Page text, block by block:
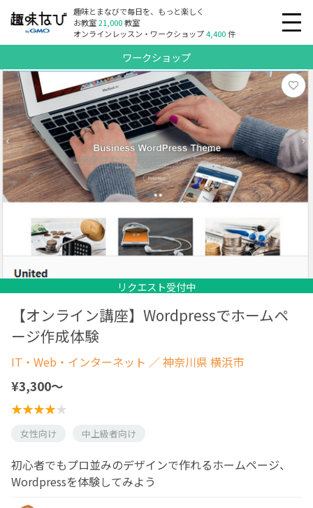
趣味とまなびで毎日を、もっと楽しく
お教室21,000教室
オンラインレッスン・ワークショップ4,400件
ワークショップ
リクエスト受付中
リクエスト受付中
【オンライン講座】Wordpressでホームペ
ージ作成体験
IT・Web・インターネット ／ 神奈川県 横浜市
¥3,300〜
女性向け 中上級者向け
初心者でもプロ並みのデザインで作れるホームページ、
Wordpressを体験してみよう